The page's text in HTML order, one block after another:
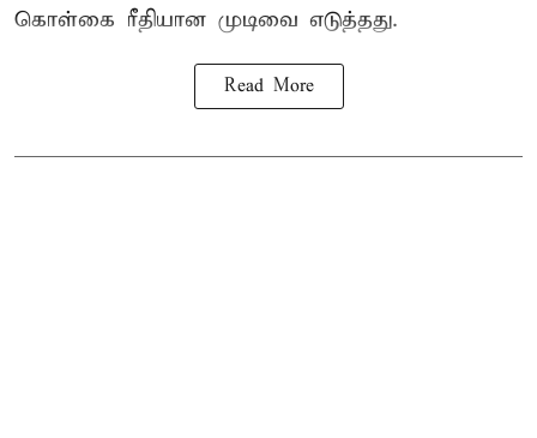
கொள்கை ரீதியான முடிவை எடுத்தது.
Read More